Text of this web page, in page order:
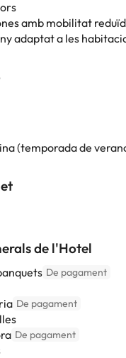
amb mobilitat
adaptat a les
(temporada de
de l'Hotel
De pagament
De pagament
De pagament